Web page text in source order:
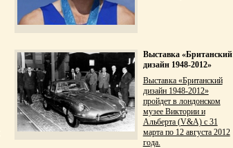
Выставка «Британский
дизайн 1948-2012»
Выставка «Британский
дизайн 1948-2012»
пройдет в лондонском
музее Виктории и
Альберта (V&A) с 31
марта по 12 августа 2012
года.